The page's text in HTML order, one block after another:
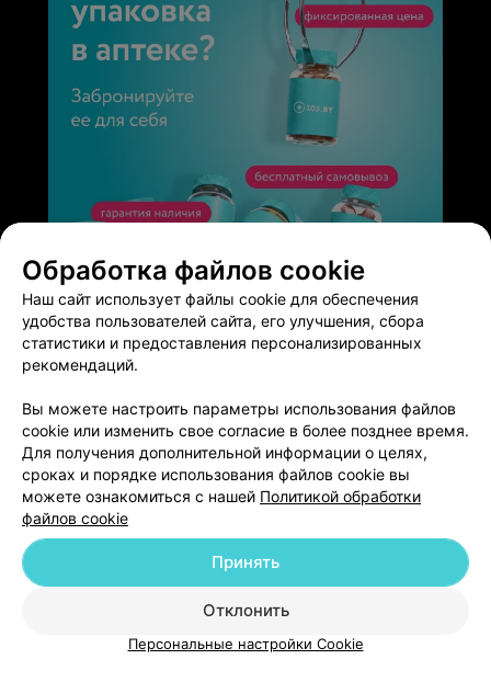
ЭФФЕКТИВНАЯ РЕКЛАМА НА САЙТЕ
Добавить компанию
Добавить специалиста
Новости проекта
Размещение рекламы
Медицинский маркетинг
Публичный договор
Обработка файлов cookie
Наш сайт использует файлы cookie для обеспечения
удобства пользователей сайта, его улучшения, сбора
статистики и предоставления персонализированных
рекомендаций.
Вы можете настроить параметры использования файлов
cookie или изменить свое согласие в более позднее время.
Для получения дополнительной информации о целях,
сроках и порядке использования файлов cookie вы
можете ознакомиться с нашей Политикой обработки
файлов cookie
Отклонить
Принять
Персональные настройки Cookie